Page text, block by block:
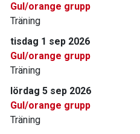
Gul/orange grupp
Träning
tisdag 1 sep 2026
Gul/orange grupp
Träning
lördag 5 sep 2026
Gul/orange grupp
Träning